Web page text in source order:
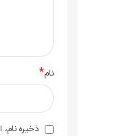
نام*
ذخیره